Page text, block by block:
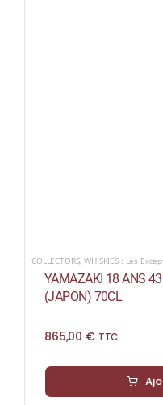
COLLECTORS,WHISKIES : Les
YAMAZAKI 18 ANS
(JAPON) 70CL
865,00 € TTC